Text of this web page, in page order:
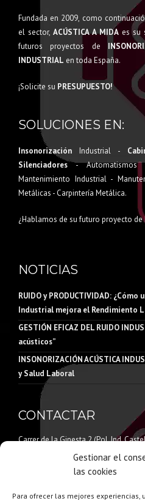
Gestionar el
las cookies
Para ofrecer las mejores
Fundada en 2009, como
el sector,ACÚSTICA A MIDAes su
futuros proyectos de
INDUSTRIAL en toda España.
¡Solicite su PRESUPUESTO!
SOLUCIONES EN:
Insonorización Industrial -
Silenciadores-
Mantenimiento Industrial -
Metálicas - Carpintería Metálica.
¿Hablamos de su futuro proyecto de
NOTICIAS
RUIDO y PRODUCTIVIDAD:
Industrial mejora el Rendimiento
GESTIÓN EFICAZ DEL RUIDO
acústicos”
INSONORIZACIÓN ACÚSTICA
y Salud Laboral
CONTACTAR
Carrer de la Ginesta 2 (Pol. Ind.
935 872 307